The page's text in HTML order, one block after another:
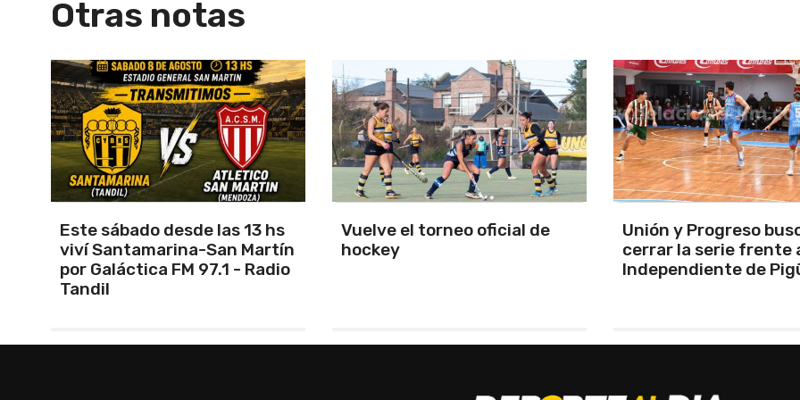
Otras notas
Vuelve el torneo oficial de
hockey
Unión y Progreso busca
cerrar la serie frente a
Se programó la
URD